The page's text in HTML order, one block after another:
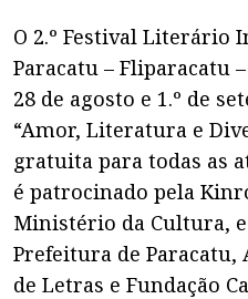
O 2.º Festival Literário
Paracatu – Fliparacatu
28 de agosto e 1.º de
“Amor, Literatura e
gratuita para todas as
é patrocinado pela
Ministério da Cultura,
Prefeitura de Paracatu,
de Letras e Fundação